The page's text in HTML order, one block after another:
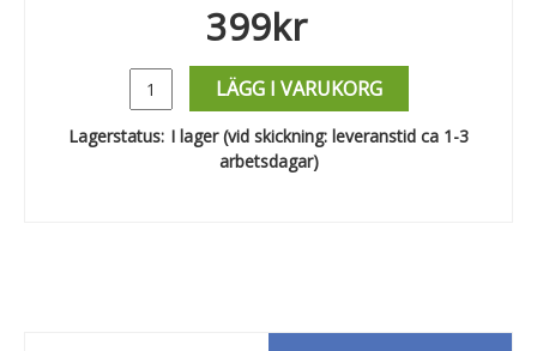
399kr
LÄGG I VARUKORG
Lagerstatus: I lager (vid skickning: leveranstid ca 1-3
arbetsdagar)